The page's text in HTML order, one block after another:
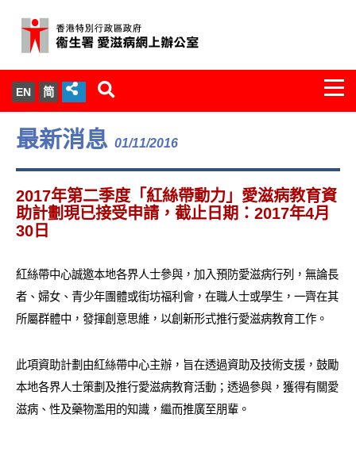
EN 简
關於我們
服務範圍
文件櫃
新聞發佈
愛滋病呈報表格
其他
最新消息 01/11/2016
2017年第二季度「紅絲帶動力」愛滋病教育資
助計劃現已接受申請，截止日期：2017年4月
30日
紅絲帶中心誠邀本地各界人士參與，加入預防愛滋病行列，無論長
者、婦女、青少年團體或街坊福利會，在職人士或學生，一齊在其
所屬群體中，發揮創意思維，以創新形式推行愛滋病教育工作。
此項資助計劃由紅絲帶中心主辦，旨在透過資助及技術支援，鼓勵
本地各界人士策劃及推行愛滋病教育活動；透過參與，獲得有關愛
滋病、性及藥物濫用的知識，繼而推廣至朋輩。